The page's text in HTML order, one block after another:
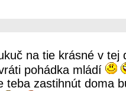
na tie krásné v tej
pohádka mládí
teba zastihnút doma